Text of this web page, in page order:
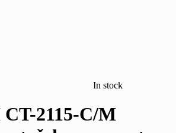
In stock
2115-C/M